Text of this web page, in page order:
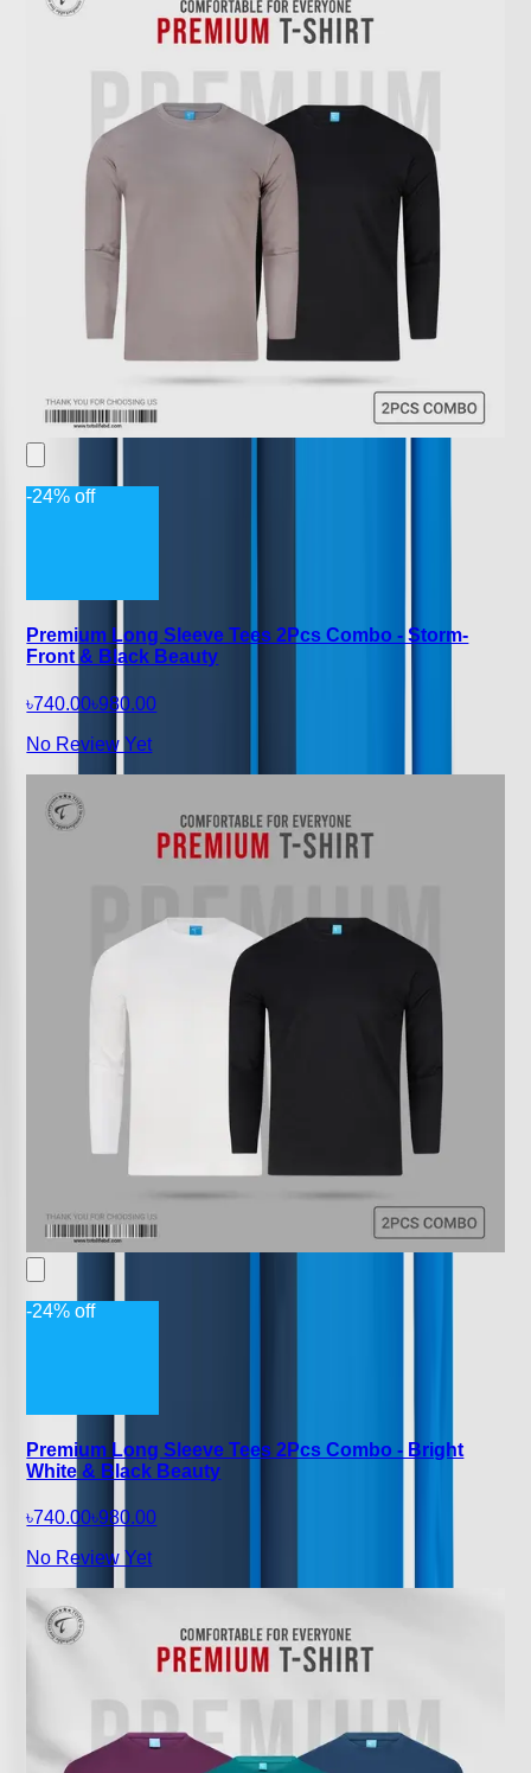
-24% off
Premium Long Sleeve Tees 2Pcs Combo - Storm-
Front & Black Beauty
৳740.00৳980.00
No Review Yet
-24% off
Premium Long Sleeve Tees 2Pcs Combo - Bright
White & Black Beauty
৳740.00৳980.00
No Review Yet